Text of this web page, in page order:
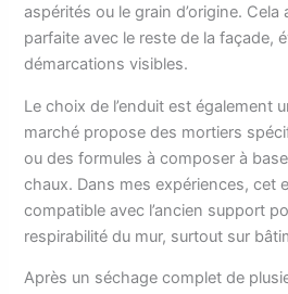
aspérités ou le grain d’origine.
parfaite avec le reste de la façade,
démarcations visibles.
Le choix de l’enduit est également
marché propose des mortiers
ou des formules à composer à
chaux. Dans mes expériences, cet
compatible avec l’ancien support
respirabilité du mur, surtout sur
Après un séchage complet de